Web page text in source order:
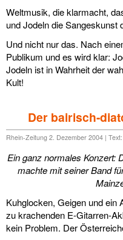
Weltmusik, die klarmacht,
und Jodeln die Sangeskunst
Und nicht nur das. Nach
Publikum und es wird klar:
Jodeln ist in Wahrheit der
Kult!
Der bairisch-
Rhein-Zeitung 2. Dezember 2004 |
Ein ganz normales Konzert:
machte mit seiner Band
Kuhglocken, Geigen und ein
zu krachenden E-Gitarren-
kein Problem. Der